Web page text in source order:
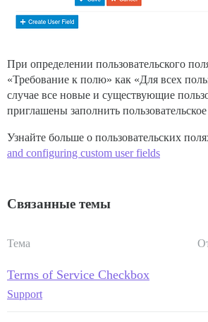
При определении пользовательского
«Требование к полю» как «Для всех
случае все новые и существующие
приглашены заполнить
Узнайте больше о пользовательских
and configuring custom user fields
Связанные темы
Тема
Terms of Service Checkbox
Support